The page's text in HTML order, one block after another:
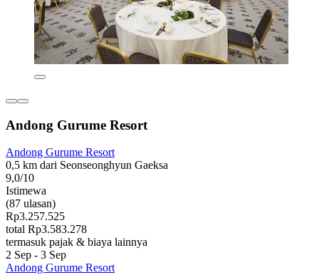
Andong Gurume Resort
Andong Gurume Resort
0,5 km dari Seonseonghyun Gaeksa
9,0/10
Istimewa
(87 ulasan)
Rp3.257.525
total Rp3.583.278
termasuk pajak & biaya lainnya
2 Sep - 3 Sep
Andong Gurume Resort